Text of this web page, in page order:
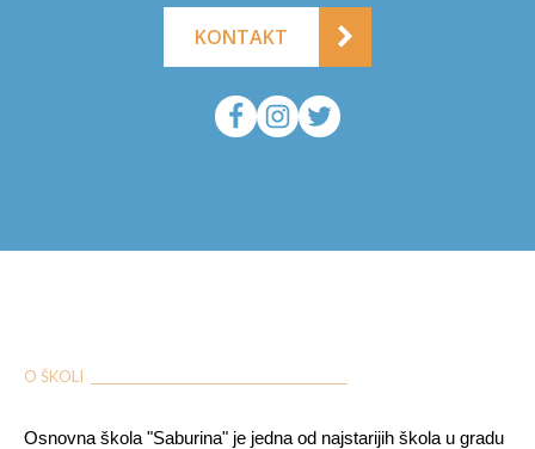
KONTAKT
O ŠKOLI ___________________________________________
Osnovna škola "Saburina" je jedna od najstarijih škola u gradu